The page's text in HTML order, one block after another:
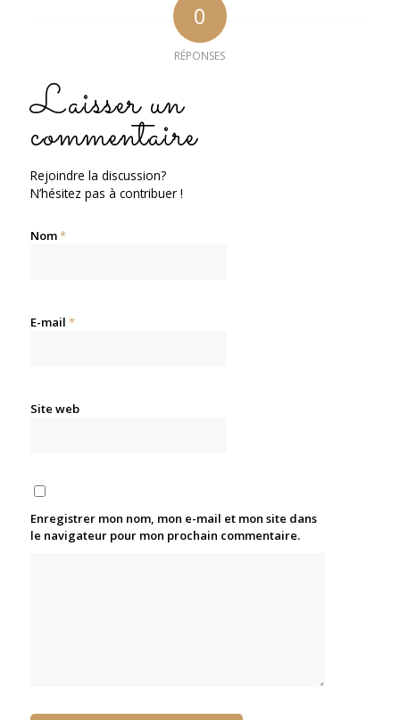
0
RÉPONSES
Laisser un
commentaire
Rejoindre la discussion?
N’hésitez pas à contribuer !
Nom*
E-mail *
Site web
Enregistrer mon nom, mon e-mail et mon site dans
le navigateur pour mon prochain commentaire.